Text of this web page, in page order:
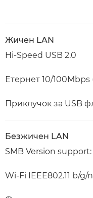
Жичен LAN
Hi-Speed USB 2.0
Етернет 10/100Mbps
Приклучок за USB
Безжичен LAN
SMB Version support:
Wi-Fi IEEE802.11 b/g/